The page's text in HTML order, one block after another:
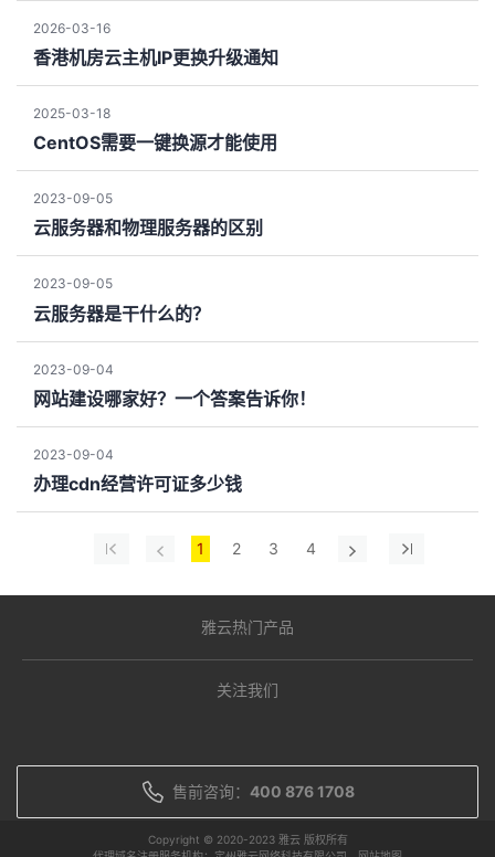
2026-03-16
香港机房云主机IP更换升级通知
2025-03-18
CentOS需要一键换源才能使用
2023-09-05
云服务器和物理服务器的区别
2023-09-05
云服务器是干什么的？
2023-09-04
网站建设哪家好？一个答案告诉你！
2023-09-04
办理cdn经营许可证多少钱
1 2 3 4
雅云热门产品
关注我们
售前咨询： 400 876 1708
Copyright © 2020-2023 雅云 版权所有